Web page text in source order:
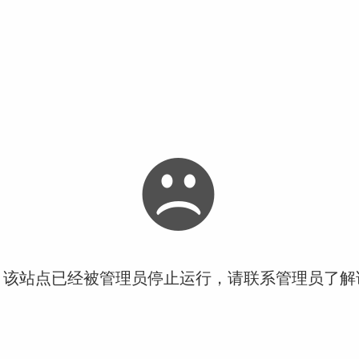
站点已经被管理员停止运行，请联系管理员了